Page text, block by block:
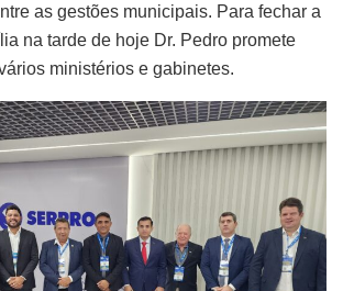
as gestões municipais. Para fechar a
na tarde de hoje Dr. Pedro promete
ministérios e gabinetes.